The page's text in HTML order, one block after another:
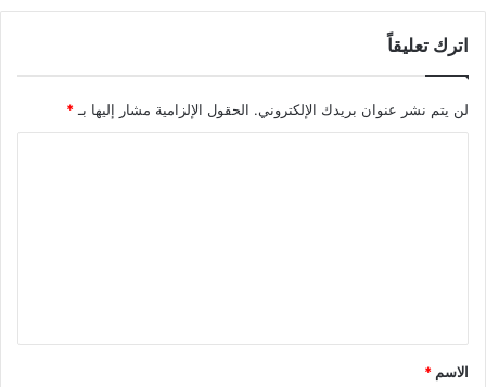
اترك تعليقاً
لن يتم نشر عنوان بريدك الإلكتروني. الحقول الإلزامية مشار إليها بـ *
ق
*
الاسم *